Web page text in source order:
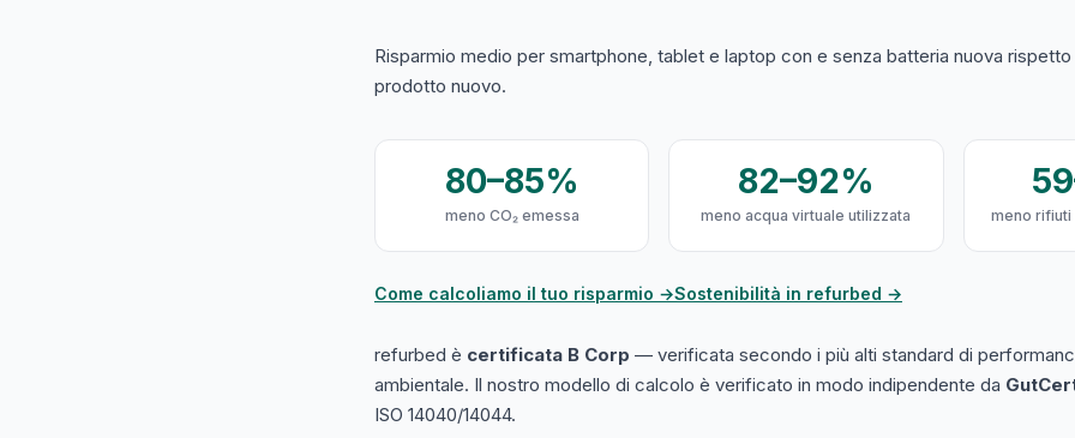
Risparmio medio per smartphone, tablet e laptop con e senza batteria nuova
prodotto nuovo.
80–85%
meno CO₂ emessa
82–92%
meno acqua virtuale utilizzata meno
Come calcoliamo il tuo risparmio →Sostenibilità in refurbed →
refurbed è certificata B Corp — verificata secondo i più alti standard di
ambientale. Il nostro modello di calcolo è verificato in modo indipendente da
ISO 14040/14044.